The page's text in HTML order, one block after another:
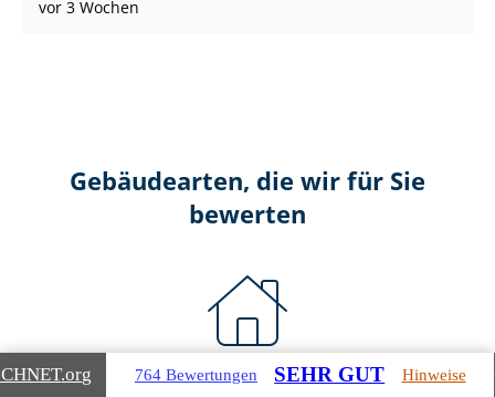
vor 3 Wochen
Gebäudearten, die wir für Sie
bewerten
Wohnimmobilien
.org 764 Bewertungen SEHR GUT Hinweise